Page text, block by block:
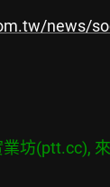
news/
坊(ptt.cc),